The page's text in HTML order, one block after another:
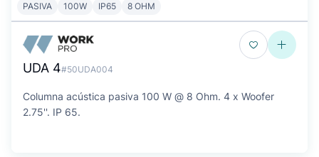
PASIVA 100W IP65 8 OHM
UDA 4#50UDA004
Columna acústica pasiva 100 W @ 8 Ohm. 4 x Woofer
2.75''. IP 65.